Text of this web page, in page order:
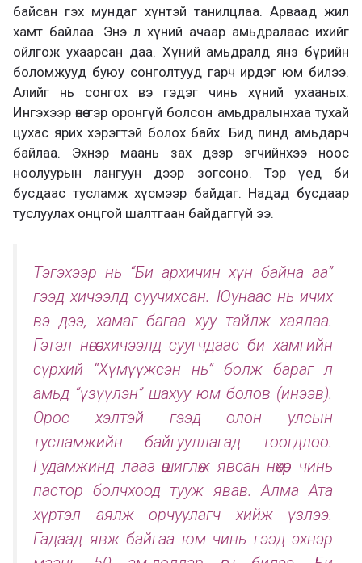
байсан гэх мундаг хүнтэй танилцлаа. Арваад жил
хамт байлаа. Энэ л хүний ачаар амьдралаас ихийг
ойлгож ухаарсан даа. Хүний амьдралд янз бүрийн
боломжууд буюу сонголтууд гарч ирдэг юм билээ.
Алийг нь сонгох вэ гэдэг чинь хүний ухааных.
Ингэхээр өнөө гэр оронгүй болсон амьдралынхаа тухай
цухас ярих хэрэгтэй болох байх. Бид пинд амьдарч
байлаа. Эхнэр маань зах дээр эгчийнхээ ноос
ноолуурын лангуун дээр зогсоно. Тэр үед би
бусдаас тусламж хүсмээр байдаг. Надад бусдаар
туслуулах онцгой шалтгаан байдаггүй ээ.
Тэгэхээр нь “Би архичин хүн байна аа”
гээд хичээлд суучихсан. Юунаас нь ичих
вэ дээ, хамаг багаа хуу тайлж хаялаа.
Гэтэл нөгөө хичээлд суугчдаас би хамгийн
сүрхий “Хүмүүжсэн нь” болж бараг л
амьд “үзүүлэн” шахуу юм болов (инээв).
Орос хэлтэй гээд олон улсын
тусламжийн байгууллагад тоогдлоо.
Гудамжинд лааз өшиглөж явсан нөхөр чинь
пастор болчхоод тууж явав. Алма Ата
хүртэл аялж орчуулагч хийж үзлээ.
Гадаад явж байгаа юм чинь гээд эхнэр